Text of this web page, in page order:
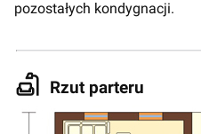
pozostałych kondygnacji.
Rzut parteru